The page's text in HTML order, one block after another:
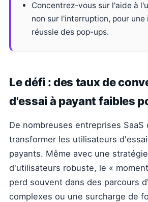
Concentrez-vous sur l'aide à
non sur l'interruption, pour une
réussie des pop-ups.
Le défi : des taux de
d'essai à payant faibles
De nombreuses entreprises SaaS
transformer les utilisateurs
payants. Même avec une
d'utilisateurs robuste, le «
perd souvent dans des parcours
complexes ou une surcharge de